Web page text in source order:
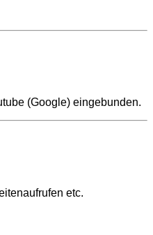
(Google) eingebunden.
etc.